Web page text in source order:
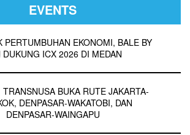
EVENTS
PERTUMBUHAN EKONOMI, BALE BY
DUKUNG ICX 2026 DI MEDAN
BUKA RUTE JAKARTA-
DENPASAR-WAKATOBI, DAN
DENPASAR-WAINGAPU